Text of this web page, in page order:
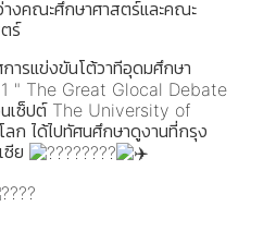
งคณะศึกษาศาสตร์และคณะ
ร์
การแข่งขันโต้วาทีอุดมศึกษา
" The Great Glocal Debate
เซ็ปต์ The University of
ก ได้ไปทัศนศึกษาดูงานที่กรุง
ซีย